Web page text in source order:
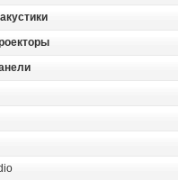
дом, сад, стройка